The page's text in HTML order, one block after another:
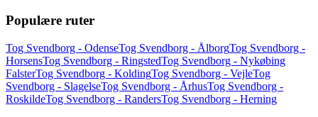
Populære ruter
Tog Svendborg - OdenseTog Svendborg - ÅlborgTog Svendborg -
HorsensTog Svendborg - RingstedTog Svendborg - Nykøbing
FalsterTog Svendborg - KoldingTog Svendborg - VejleTog
Svendborg - SlagelseTog Svendborg - ÅrhusTog Svendborg -
RoskildeTog Svendborg - RandersTog Svendborg - Herning